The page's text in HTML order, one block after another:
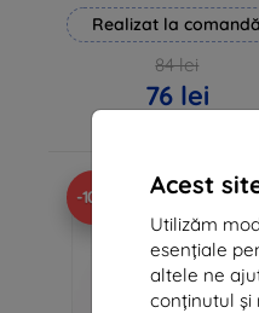
Acest
Utilizăm
esențiale
altele ne
conținutul și
Realizat la comandă
84 lei
76 lei
-10%